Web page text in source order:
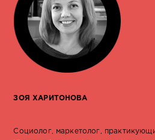
ЗОЯ ХАРИТОНОВА
Социолог, маркетолог,